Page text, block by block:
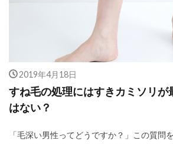
2019年4月18日
すね毛の処理にはすきカミソリが
はない？
「毛深い男性ってどうですか？」この質問